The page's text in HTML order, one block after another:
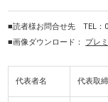
■読者様お問合せ先 TEL：
■画像ダウンロード： プレ
代表者名 代表取